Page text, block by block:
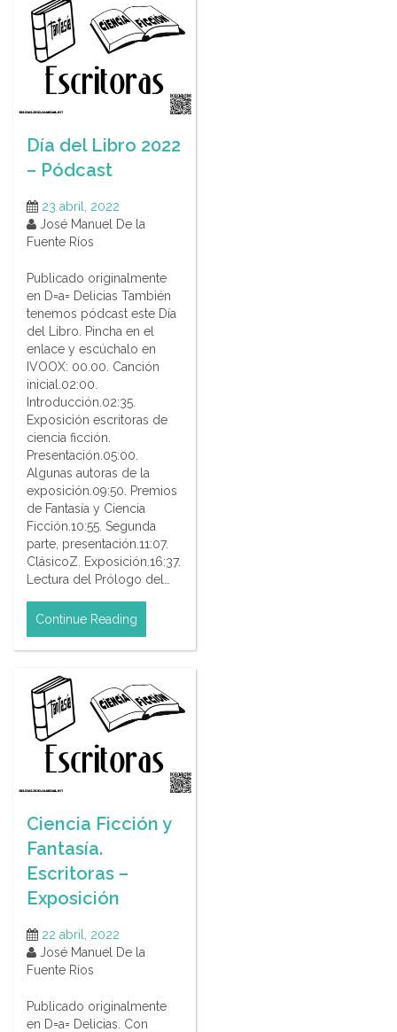
Día del Libro 2022
– Pódcast
23 abril, 2022
José Manuel De la
Fuente Ríos
Publicado originalmente
en D=a= Delicias También
tenemos pódcast este Día
del Libro. Pincha en el
enlace y escúchalo en
IVOOX: 00.00. Canción
inicial.02:00.
Introducción.02:35.
Exposición escritoras de
ciencia ficción.
Presentación.05:00.
Algunas autoras de la
exposición.09:50. Premios
de Fantasía y Ciencia
Ficción.10:55. Segunda
parte, presentación.11:07.
ClásicoZ. Exposición.16:37.
Lectura del Prólogo del…
Continue Reading
Ciencia Ficción y
Fantasía.
Escritoras –
Exposición
22 abril, 2022
José Manuel De la
Fuente Ríos
Publicado originalmente
en D=a= Delicias. Con